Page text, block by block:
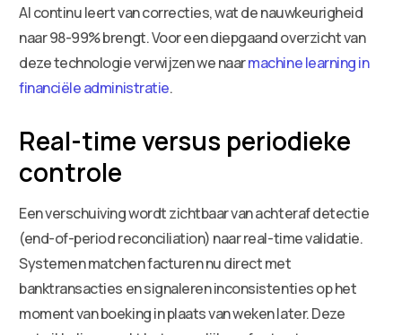
AI continu leert van correcties, wat de nauwkeurigheid
naar 98-99% brengt. Voor een diepgaand overzicht van
deze technologie verwijzen we naarmachine learning in
financiële administratie.
Real-time versus periodieke
controle
Een verschuiving wordt zichtbaar van achteraf detectie
(end-of-period reconciliation) naar real-time validatie.
Systemen matchen facturen nu direct met
banktransacties en signaleren inconsistenties op het
moment van boeking in plaats van weken later. Deze